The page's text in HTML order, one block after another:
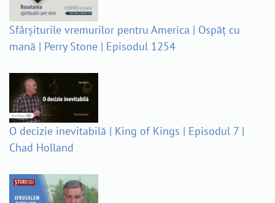
Sfârșiturile vremurilor pentru America | Ospăț cu
mană | Perry Stone | Episodul 1254
O decizie inevitabilă | King of Kings | Episodul 7 |
Chad Holland